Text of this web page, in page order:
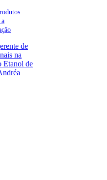
de
na
Etanol de